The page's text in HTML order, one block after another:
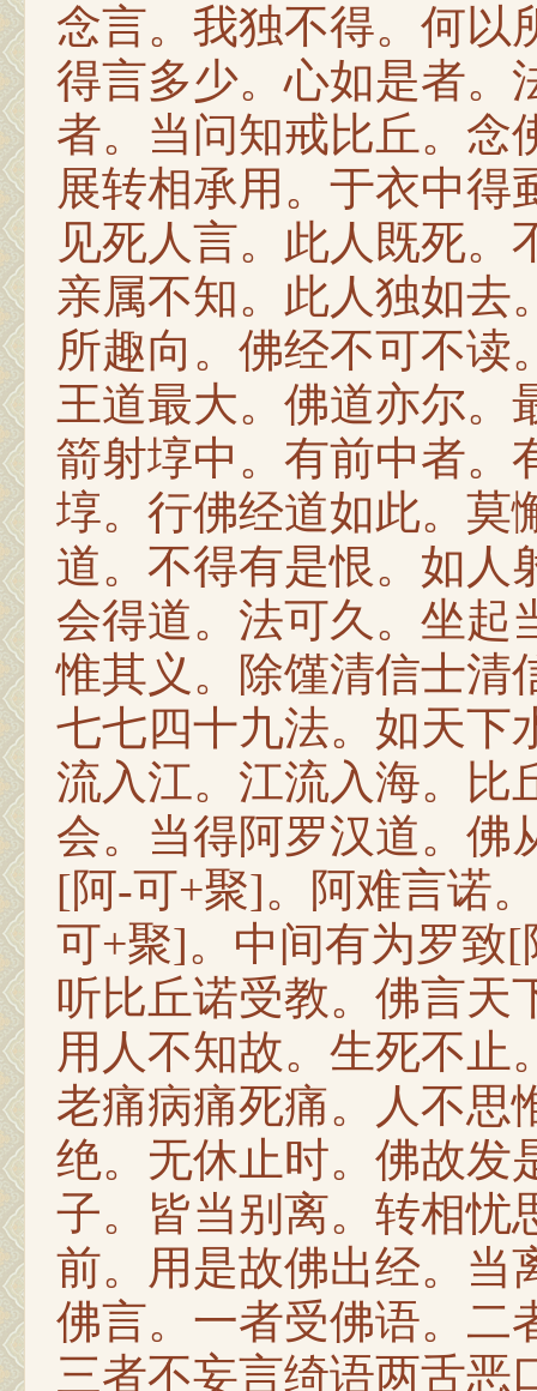
念言。我独不得。何以
得言多少。心如是者。
者。当问知戒比丘。念
展转相承用。于衣中得
见死人言。此人既死。
亲属不知。此人独如去
所趣向。佛经不可不读
王道最大。佛道亦尔。
箭射埻中。有前中者。
埻。行佛经道如此。莫
道。不得有是恨。如人
会得道。法可久。坐起
惟其义。除馑清信士清
七七四十九法。如天下
流入江。江流入海。比
会。当得阿罗汉道。佛
[阿-可+聚]。阿难言诺
可+聚]。中间有为罗致
听比丘诺受教。佛言天
用人不知故。生死不止
老痛病痛死痛。人不思
绝。无休止时。佛故发
子。皆当别离。转相忧
前。用是故佛出经。当
佛言。一者受佛语。二
三者不妄言绮语两舌恶